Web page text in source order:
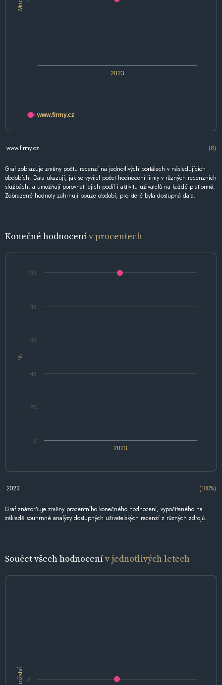
2023
www.firmy.cz
www.firmy.cz (8)
Graf zobrazuje změny počtu recenzí na jednotlivých portálech v následujících
obdobích. Data ukazují, jak se vyvíjel počet hodnocení firmy v různých recenzních
službách, a umožňují porovnat jejich podíl i aktivitu uživatelů na každé platformě.
Zobrazené hodnoty zahrnují pouze období, pro které byla dostupná data.
Konečné hodnocenív procentech
%
2023
0
20
40
60
80
100
2023 (100%)
Graf znázorňuje změny procentního konečného hodnocení, vypočítaného na
základě souhrnné analýzy dostupných uživatelských recenzí z různých zdrojů.
Součet všech hodnocenív jednotlivých letech
Množství 8